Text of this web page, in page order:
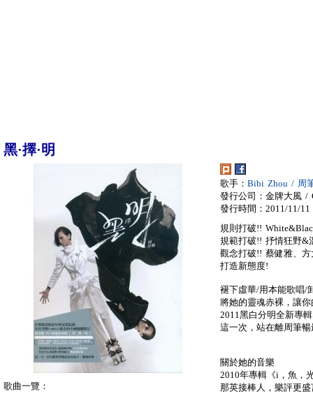
黑·擇·明
歌手： Bibi Zhou / 周
發行公司：金牌大風 /
發行時間：2011/11/11
規則打破!!
規範打破!! 抒情狂野&
觀念打破!! 蔡健雅、
打造新態度!
褪下虛華/用本能歌唱/
將她的靈魂赤裸，讓
2011黑白分明全新專
這一次，站在離周筆
關於她的音樂
2010年專輯《i，魚，
那英接棒人，樂評更
歌曲一覽：